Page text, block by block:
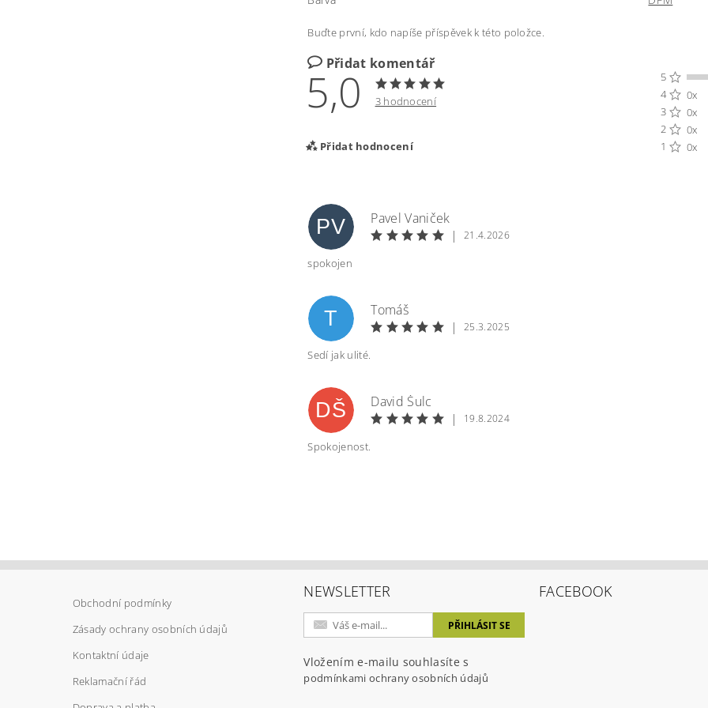
Buďte první, kdo napíše příspěvek k této položce.
Přidat komentář
5,0 3 hodnocení
Přidat hodnocení
5
4
0x
3
0x
2
0x
1
0x
Vložením hodnocení souhlasíte s
PV
Pavel Vaniček
|
21.4.2026
spokojen
T
Tomáš
|
25.3.2025
Sedí jak ulité.
DŠ
David Šulc
|
19.8.2024
Spokojenost.
Obchodní podmínky
Zásady ochrany osobních údajů
Kontaktní údaje
Reklamační řád
NEWSLETTER
Vložením e-mailu souhlasíte s
podmínkami ochrany osobních údajů
FACEBOOK